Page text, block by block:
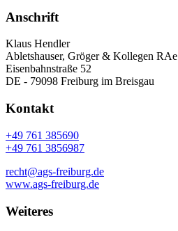
Anschrift
Klaus Hendler
Abletshauser, Gröger & Kollegen RAe
Eisenbahnstraße 52
DE - 79098 Freiburg im Breisgau
Kontakt
+49 761 385690
+49 761 3856987
recht@ags-freiburg.de
www.ags-freiburg.de
Weiteres